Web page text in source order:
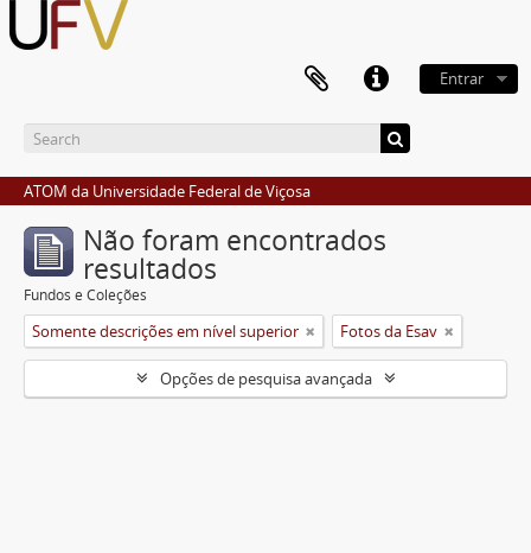
Entrar
ATOM da Universidade Federal de Viçosa
Não foram encontrados
resultados
Fundos e Coleções
Somente descrições em nível superior Fotos da Esav
Opções de pesquisa avançada